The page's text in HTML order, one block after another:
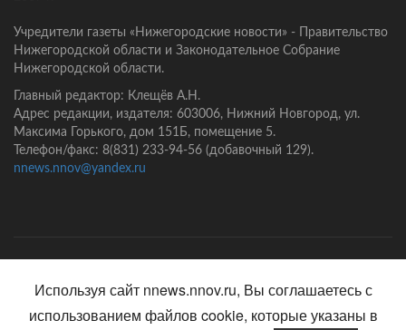
Учредители газеты «Нижегородские новости» - Правительство
Нижегородской области и Законодательное Собрание
Нижегородской области.
Главный редактор: Клещёв А.Н.
Адрес редакции, издателя: 603006, Нижний Новгород, ул.
Максима Горького, дом 151Б, помещение 5.
Телефон/факс: 8(831) 233-94-56 (добавочный 129).
nnews.nnov@yandex.ru
Используя сайт nnews.nnov.ru, Вы соглашаетесь с
использованием файлов cookie, которые указаны в